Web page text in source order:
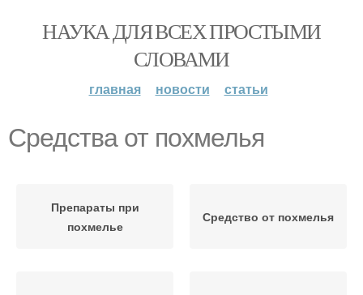
НАУКА ДЛЯ ВСЕХ ПРОСТЫМИ
СЛОВАМИ
главная новости статьи
Средства от похмелья
Препараты при
похмелье
Средство от похмелья